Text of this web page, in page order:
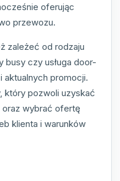
oferując
przewozu.
zależeć od rodzaju
czy usługa door-
promocji.
który pozwoli uzyskać
wybrać ofertę
klienta i warunków